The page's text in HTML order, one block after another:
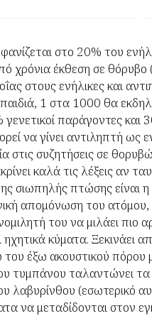
στο 20% του
έκθεση σε θόρυβο
στους ενήλικες και
1 στα 1000 θα
παράγοντες και
να γίνει αντιληπτή ως
στις συζητήσεις σε
καλά τις λέξεις αν
σιωπηλής πτώσης είναι
απομόνωση του ατόμου,
του να μιλάει πιο
κύματα. Ξεκινάει
του έξω ακουστικού
τυμπάνου ταλαντώνει
λαβυρίνθου (εσωτερικό
να μεταδίδονται στον